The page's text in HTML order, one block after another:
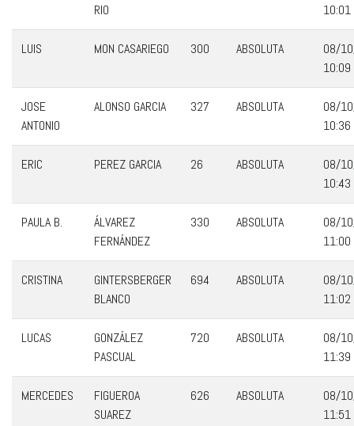
RIO
10:01
LUIS MON CASARIEGO 300 ABSOLUTA
08/
10:09
JOSE
ANTONIO
ALONSO GARCIA 327 ABSOLUTA
08/
10:36
ERIC PEREZ GARCIA 26 ABSOLUTA
08/
10:43
PAULA B.
ÁLVAREZ
FERNÁNDEZ
330 ABSOLUTA
08/
11:00
CRISTINA
GINTERSBERGER
BLANCO
694 ABSOLUTA
08/
11:02
LUCAS
GONZÁLEZ
PASCUAL
720 ABSOLUTA
08/
11:39
MERCEDES
FIGUEROA
SUAREZ
626 ABSOLUTA
08/
11:51